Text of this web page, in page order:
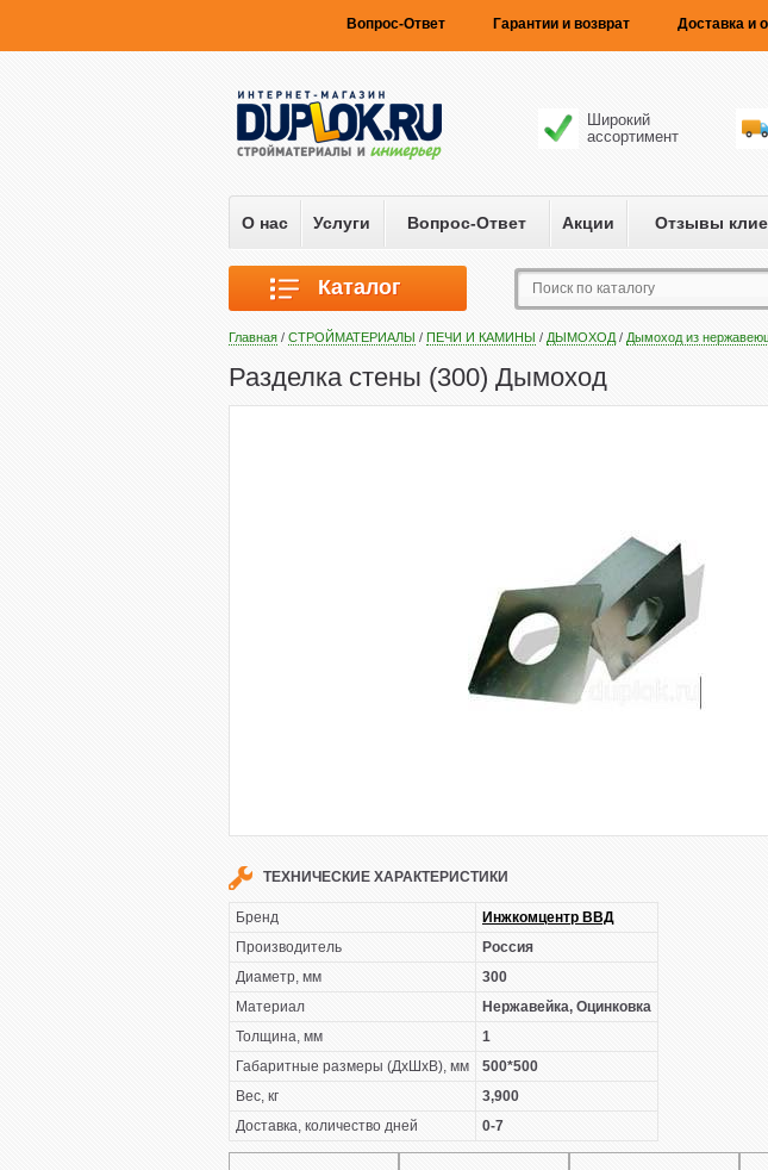
Вопрос-Ответ Гарантии и возврат Доставка и
Широкий
ассортимент
О нас Услуги Вопрос-Ответ Акции Отзывы
Главная / СТРОЙМАТЕРИАЛЫ / ПЕЧИ И КАМИНЫ / ДЫМОХОД / Дымоход из
Разделка стены (300) Дымоход
ТЕХНИЧЕСКИЕ ХАРАКТЕРИСТИКИ
Бренд
Инжкомцентр ВВД
Производитель
Россия
Диаметр, мм
300
Материал
Нержавейка, Оцинковка
Толщина, мм
1
Габаритные размеры (ДхШхВ), мм
500*500
Вес, кг
3,900
Доставка, количество дней
0-7
Каталог